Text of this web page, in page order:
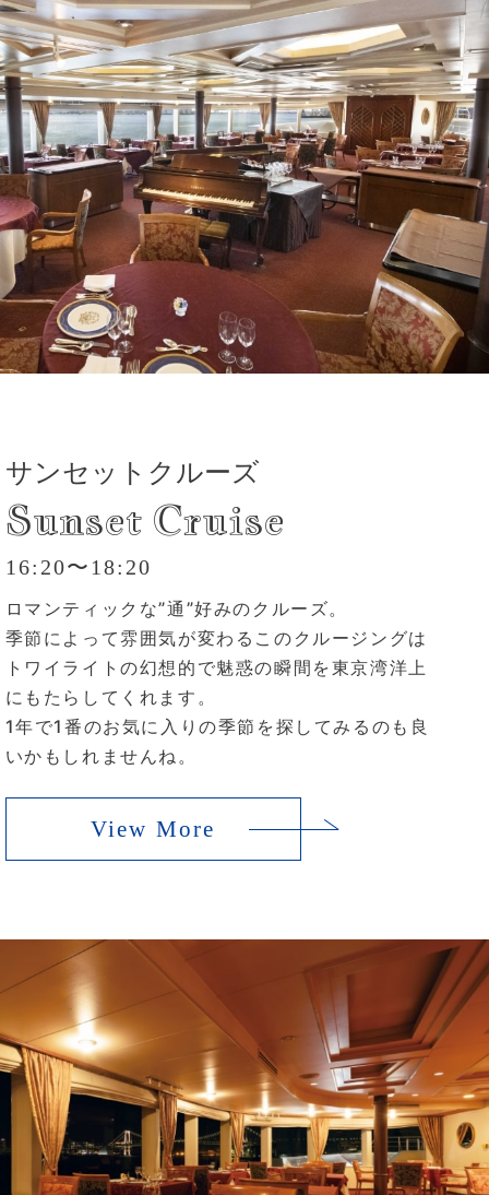
サンセットクルーズ
Sunset Cruise
16:20〜18:20
ロマンティックな”通”好みのクルーズ。
季節によって雰囲気が変わるこのクルージングは
トワイライトの幻想的で魅惑の瞬間を東京湾洋上
にもたらしてくれます。
1年で1番のお気に入りの季節を探してみるのも良
いかもしれませんね。
View More